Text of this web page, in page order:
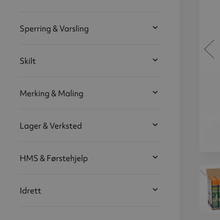
(ca. 80 m/boks),
Sperring & Varsling
Skilt
Merking & Maling
Lager & Verksted
HMS & Førstehjelp
Idrett